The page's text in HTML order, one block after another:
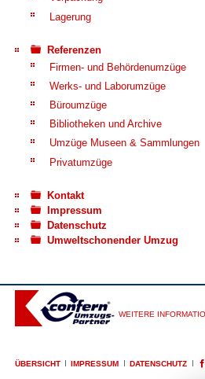
Lagerung
Referenzen
Firmen- und Behördenumzüge
Werks- und Laborumzüge
Büroumzüge
Bibliotheken und Archive
Umzüge Museen & Sammlungen
Privatumzüge
Kontakt
Impressum
Datenschutz
Umweltschonender Umzug
WEITERE
NAVIGATION
ÜBERSICHT IMPRESSUM DATENSCHUTZ